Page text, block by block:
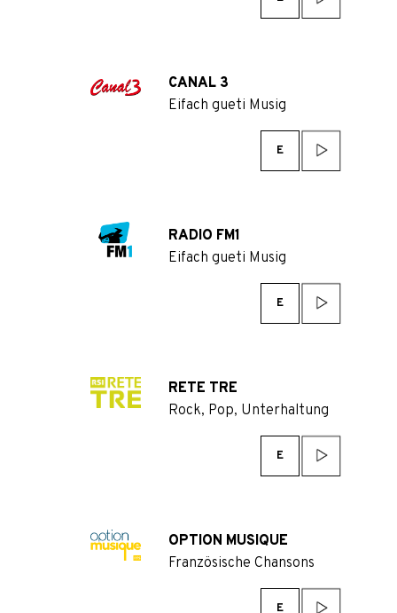
CANAL 3
Eifach gueti Musig
E
RADIO FM1
Eifach gueti Musig
E
RETE TRE
Rock, Pop, Unterhaltung
E
OPTION MUSIQUE
Französische Chansons
E